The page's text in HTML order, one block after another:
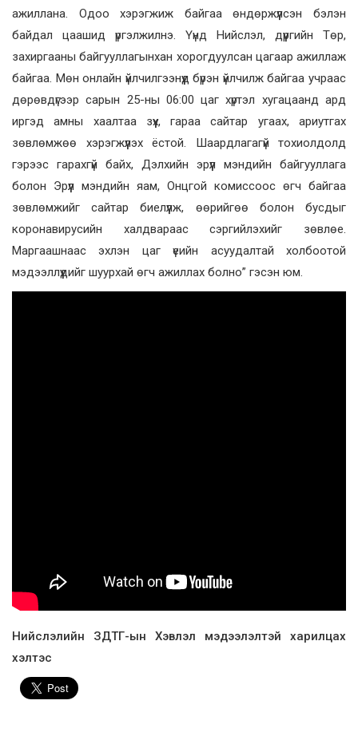
ажиллана. Одоо хэрэгжиж байгаа өндөржүүлсэн бэлэн
байдал цаашид үргэлжилнэ. Үүнд Нийслэл, дүүргийн Төр,
захиргааны байгууллагынхан хорогдуулсан цагаар ажиллаж
байгаа. Мөн онлайн үйлчилгээнүүд бүрэн үйлчилж байгаа учраас
дөрөвдүгээр сарын 25-ны 06:00 цаг хүртэл хугацаанд ард
иргэд амны хаалтаа зүүх, гараа сайтар угаах, ариутгах
зөвлөмжөө хэрэгжүүлэх ёстой. Шаардлагагүй тохиолдолд
гэрээс гарахгүй байх, Дэлхийн эрүүл мэндийн байгууллага
болон Эрүүл мэндийн яам, Онцгой комиссоос өгч байгаа
зөвлөмжийг сайтар биелүүлж, өөрийгөө болон бусдыг
коронавирусийн халдвараас сэргийлэхийг зөвлөе.
Маргаашнаас эхлэн цаг үеийн асуудалтай холбоотой
мэдээллүүдийг шуурхай өгч ажиллах болно” гэсэн юм.
Нийслэлийн ЗДТГ-ын Хэвлэл мэдээлэлтэй харилцах
хэлтэс